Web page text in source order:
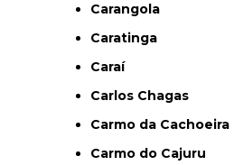
Carangola
Caratinga
Caraí
Carlos Chagas
Carmo da Cachoeira
Carmo do Cajuru